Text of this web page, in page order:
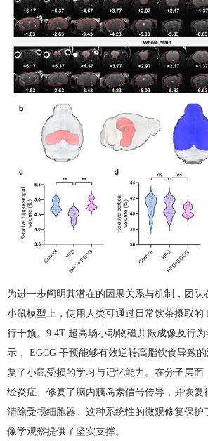
为进一步阐明其潜在的因果关系与机制，团队
小鼠模型上，使用人类可通过日常饮茶摄取的
行干预。 9.4T 超高场小动物磁共振成像及行为
示，
EGCG 干预能够有效逆转高脂饮食导致
复了小鼠受损的学习与记忆能力。在分子层面
经炎症、修复了脑内胰岛素信号传导，并恢复
清除受损细胞器。这种系统性的微观修复保护
像学观察提供了坚实支撑。